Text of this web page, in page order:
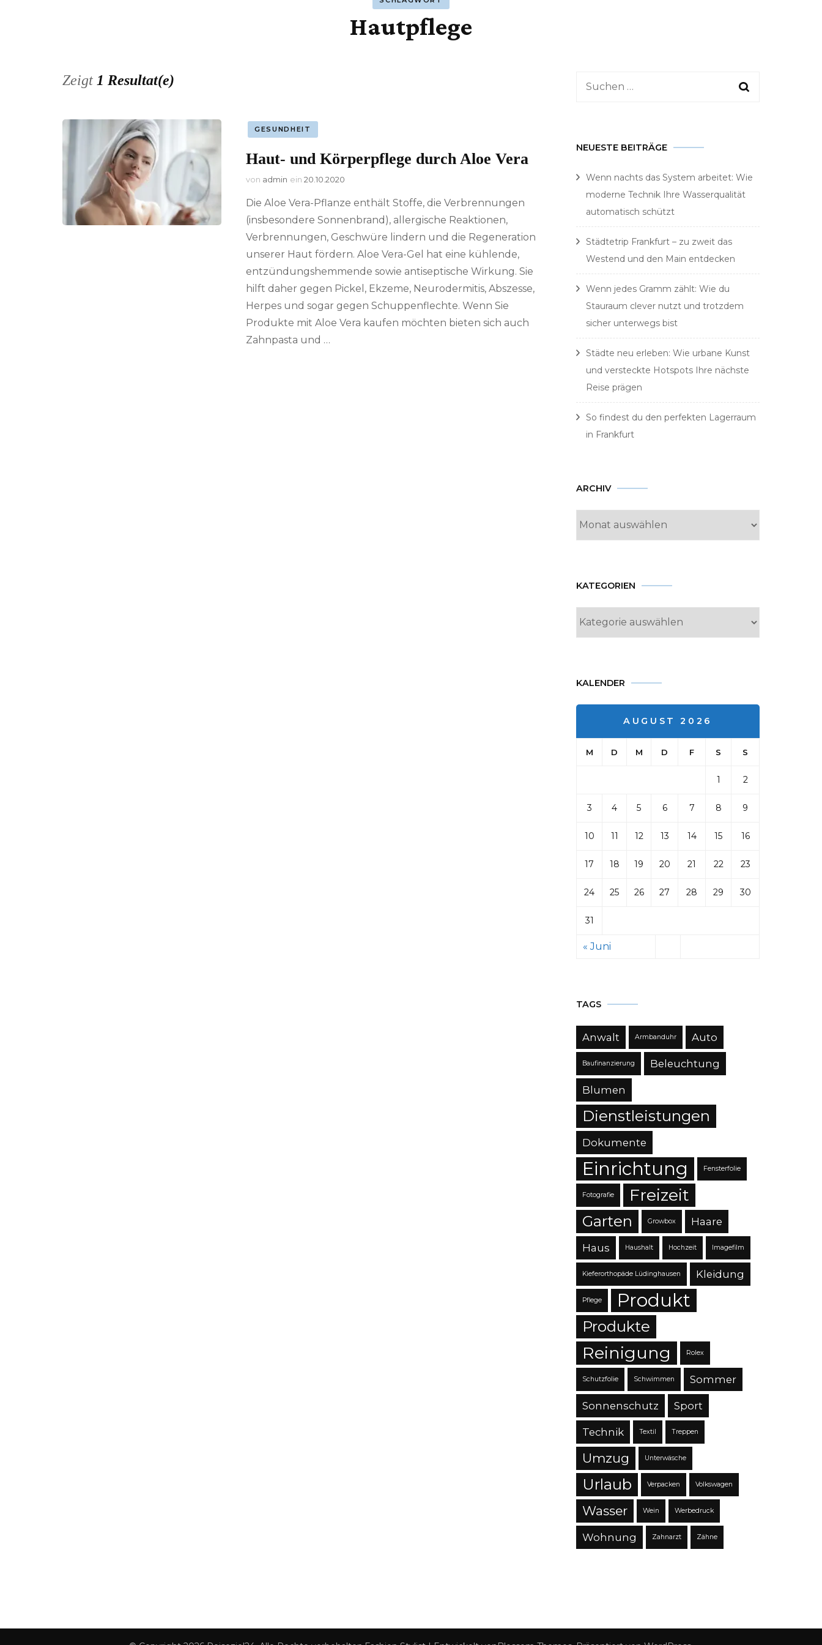
Hautpflege
Zeigt 1 Resultat(e)
GESUNDHEIT
Haut- und Körperpflege durch Aloe Vera
von admin ein 20.10.2020
Die Aloe Vera-Pflanze enthält Stoffe, die Verbrennungen
(insbesondere Sonnenbrand), allergische Reaktionen,
Verbrennungen, Geschwüre lindern und die Regeneration
unserer Haut fördern. Aloe Vera-Gel hat eine kühlende,
entzündungshemmende sowie antiseptische Wirkung. Sie
hilft daher gegen Pickel, Ekzeme, Neurodermitis, Abszesse,
Herpes und sogar gegen Schuppenflechte. Wenn Sie
Produkte mit Aloe Vera kaufen möchten bieten sich auch
Zahnpasta und …
Suchen
NEUESTE BEITRÄGE
Wenn nachts das System arbeitet: Wie
moderne Technik Ihre Wasserqualität
automatisch schützt
Städtetrip Frankfurt – zu zweit das
Westend und den Main entdecken
Wenn jedes Gramm zählt: Wie du
Stauraum clever nutzt und trotzdem
sicher unterwegs bist
Städte neu erleben: Wie urbane Kunst
und versteckte Hotspots Ihre nächste
Reise prägen
So findest du den perfekten Lagerraum
in Frankfurt
ARCHIV Archiv
KATEGORIEN
KALENDER
AUGUST 2026
M D M D F S S
1 2
3 4 5 6 7 8 9
10 11 12 13 14 15 16
17 18 19 20 21 22 23
24 25 26 27 28 29 30
31
« Juni
TAGS
Anwalt Armbanduhr Auto
Baufinanzierung Beleuchtung
Blumen
Dienstleistungen
Dokumente
Einrichtung Fensterfolie
Fotografie Freizeit
Garten Growbox Haare
Haus Haushalt Hochzeit Imagefilm
Kieferorthopäde Lüdinghausen Kleidung
Pflege Produkt
Produkte
Reinigung Rolex
Schutzfolie Schwimmen Sommer
Sonnenschutz Sport
Technik Textil Treppen
Umzug Unterwäsche
Urlaub Verpacken Volkswagen
Wasser Wein Werbedruck
Wohnung Zahnarzt Zähne